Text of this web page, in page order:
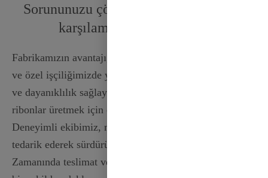
Sorununuzu çözmek ve ihtiyaçlarınızı
karşılamak için buradayız
Fabrikamızın avantajı, gelişmiş üretim süreçlerimizde
ve özel işçiliğimizde yatmaktadır. Her ruloda tutarlılık
ve dayanıklılık sağlayarak çok çeşitli yüksek kaliteli
ribonlar üretmek için en son teknolojiyi kullanıyoruz.
Deneyimli ekibimiz, malzemeleri sorumlu bir şekilde
tedarik ederek sürdürülebilirlik konusunda kararlıdır.
Zamanında teslimat ve müşteri memnuniyetine güçlü